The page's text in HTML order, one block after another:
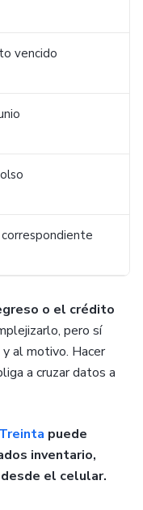
vencido
o el crédito
pero sí
al motivo. Hacer
a cruzar datos a
Treinta puede
inventario,
el celular.